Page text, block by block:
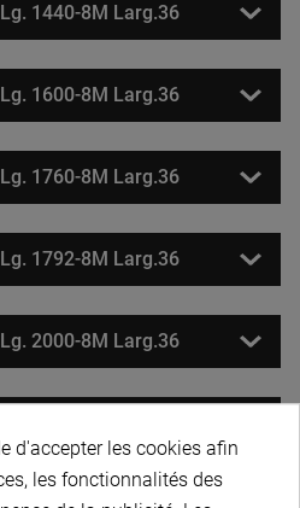
1440-8M Larg.36
1600-8M Larg.36
1760-8M Larg.36
1792-8M Larg.36
2000-8M Larg.36
d'accepter les cookies afin
les fonctionnalités des